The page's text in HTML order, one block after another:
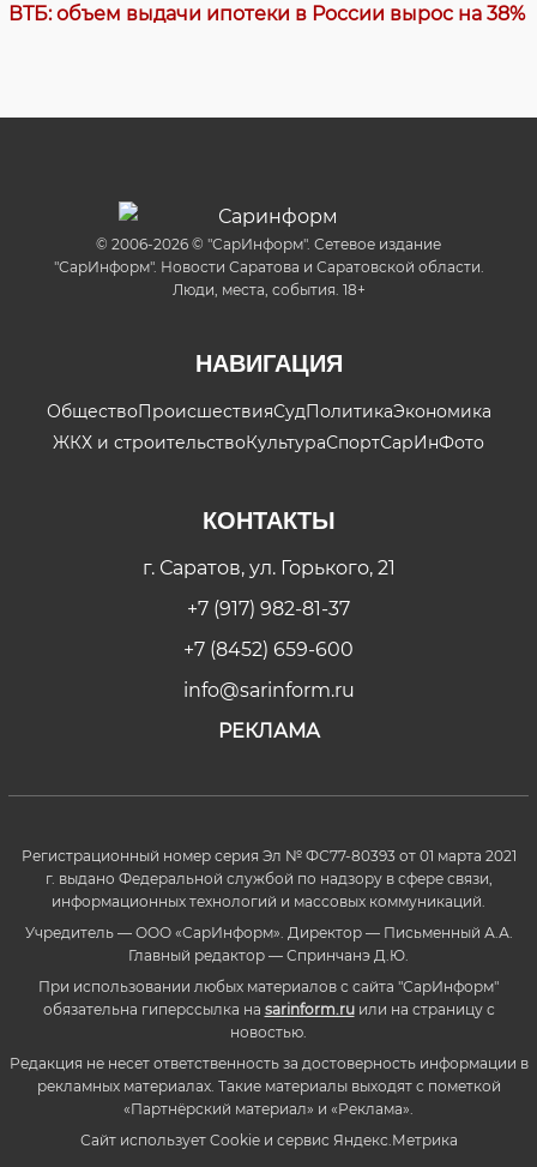
ВТБ: объем выдачи ипотеки в России вырос на 38%
© 2006-2026 © "СарИнформ". Сетевое издание
"СарИнформ". Новости Саратова и Саратовской области.
Люди, места, события. 18+
НАВИГАЦИЯ
ОбществоПроисшествияСудПолитикаЭкономика
ЖКХ и строительствоКультураСпортСарИнФото
КОНТАКТЫ
г. Саратов, ул. Горького, 21
+7 (917) 982-81-37
+7 (8452) 659-600
info@sarinform.ru
РЕКЛАМА
Регистрационный номер серия Эл № ФС77-80393 от 01 марта 2021
г. выдано Федеральной службой по надзору в сфере связи,
информационных технологий и массовых коммуникаций.
Учредитель — ООО «СарИнформ». Директор — Письменный А.А.
Главный редактор — Спринчанэ Д.Ю.
При использовании любых материалов с сайта "СарИнформ"
обязательна гиперссылка на sarinform.ruили на страницу с
новостью.
Редакция не несет ответственность за достоверность информации в
рекламных материалах. Такие материалы выходят с пометкой
«Партнёрский материал» и «Реклама».
Сайт использует Cookie и сервиc Яндекс.Метрика